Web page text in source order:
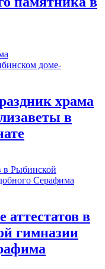
храма
в
аттестатов в
гимназии